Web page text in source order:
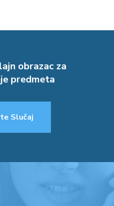
obrazac za
predmeta
Slučaj